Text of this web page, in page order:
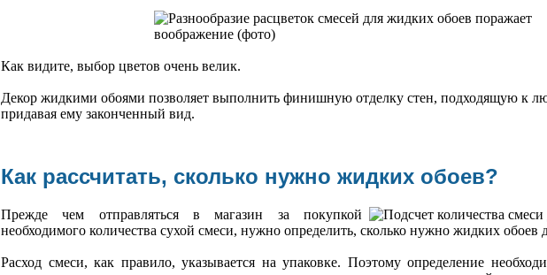
Как видите, выбор цветов очень велик.
Декор жидкими обоями позволяет выполнить финишную отделку стен, подходящую к
придавая ему законченный вид.
Как рассчитать, сколько нужно жидких обоев?
Прежде чем отправляться в магазин за покупкой
необходимого количества сухой смеси, нужно определить, сколько нужно жидких обоев
Расход смеси, как правило, указывается на упаковке. Поэтому определение